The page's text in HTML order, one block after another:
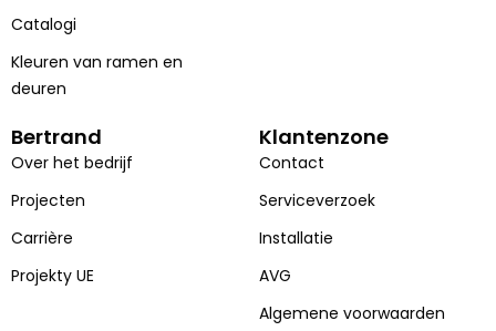
Catalogi
Kleuren van ramen en
deuren
Bertrand
Over het bedrijf
Projecten
Carrière
Projekty UE
Klantenzone
Contact
Serviceverzoek
Installatie
AVG
Algemene voorwaarden